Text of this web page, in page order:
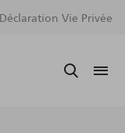
Déclaration Vie Privée